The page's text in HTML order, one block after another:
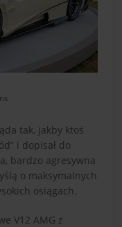
tak, jakby ktoś
i dopisał do
bardzo agresywna
o maksymalnych
osiągach.
V12 AMG z